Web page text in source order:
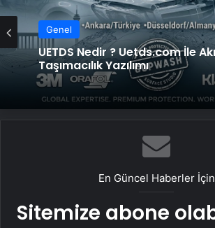
Genel
UETDS Nedir ? Uetds.com İle
Taşımacılık Yazılımı
Genel
Bigo Elmas Bayi – Güvenli, Hızlı
Fiyatlı Elmas Satın Almanın
En Güncel Haberler İçin
Sitemize abone